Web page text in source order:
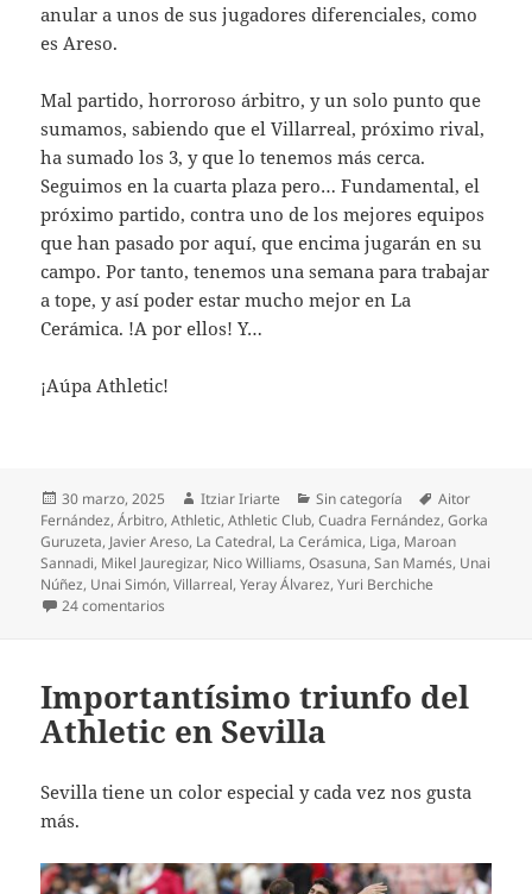
anular a unos de sus jugadores diferenciales, como
es Areso.
Mal partido, horroroso árbitro, y un solo punto que
sumamos, sabiendo que el Villarreal, próximo rival,
ha sumado los 3, y que lo tenemos más cerca.
Seguimos en la cuarta plaza pero… Fundamental, el
próximo partido, contra uno de los mejores equipos
que han pasado por aquí, que encima jugarán en su
campo. Por tanto, tenemos una semana para trabajar
a tope, y así poder estar mucho mejor en La
Cerámica. !A por ellos! Y…
¡Aúpa Athletic!
Publicado
el
30 marzo, 2025 Autor
Itziar Iriarte Categorías
Sin categoría Etiquetas
Aitor
Fernández,Árbitro,Athletic,Athletic Club,Cuadra Fernández,Gorka
Guruzeta, Javier Areso, La Catedral, La Cerámica, Liga, Maroan
Sannadi, Mikel Jauregizar, Nico Williams,Osasuna,San Mamés, Unai
Núñez, Unai Simón,Villarreal,Yeray Álvarez,Yuri Berchiche
24 comentarios
Importantísimo triunfo del
Athletic en Sevilla
Sevilla tiene un color especial y cada vez nos gusta
más.